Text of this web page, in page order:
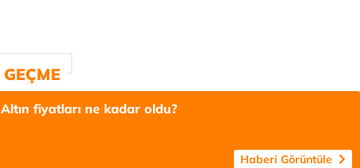
Altın fiyatları ne kadar oldu?
Haberi Görüntüle